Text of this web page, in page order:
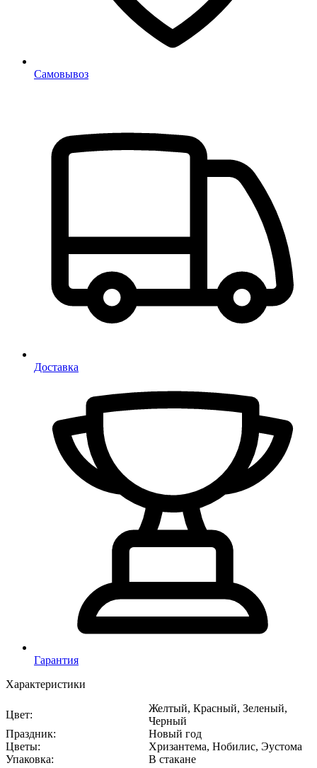
Самовывоз
Доставка
Гарантия
Характеристики
Цвет:
Желтый, Красный, Зеленый,
Черный
Праздник:
Новый год
Цветы:
Хризантема, Нобилис, Эустома
Упаковка:
В стакане